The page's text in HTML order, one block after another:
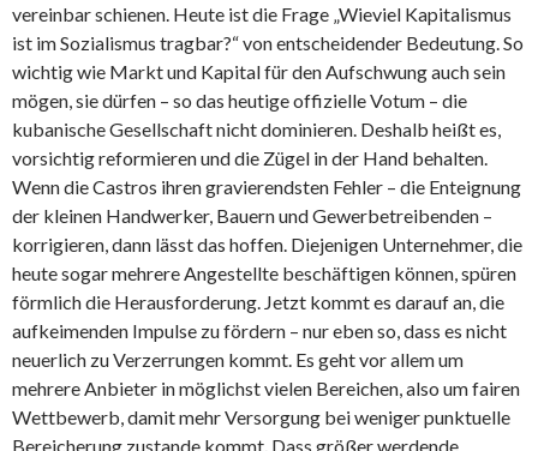
vereinbar schienen. Heute ist die Frage „Wieviel Kapitalismus
ist im Sozialismus tragbar?“ von entscheidender Bedeutung. So
wichtig wie Markt und Kapital für den Aufschwung auch sein
mögen, sie dürfen – so das heutige offizielle Votum – die
kubanische Gesellschaft nicht dominieren. Deshalb heißt es,
vorsichtig reformieren und die Zügel in der Hand behalten.
Wenn die Castros ihren gravierendsten Fehler – die Enteignung
der kleinen Handwerker, Bauern und Gewerbetreibenden –
korrigieren, dann lässt das hoffen. Diejenigen Unternehmer, die
heute sogar mehrere Angestellte beschäftigen können, spüren
förmlich die Herausforderung. Jetzt kommt es darauf an, die
aufkeimenden Impulse zu fördern – nur eben so, dass es nicht
neuerlich zu Verzerrungen kommt. Es geht vor allem um
mehrere Anbieter in möglichst vielen Bereichen, also um fairen
Wettbewerb, damit mehr Versorgung bei weniger punktuelle
Bereicherung zustande kommt. Dass größer werdende